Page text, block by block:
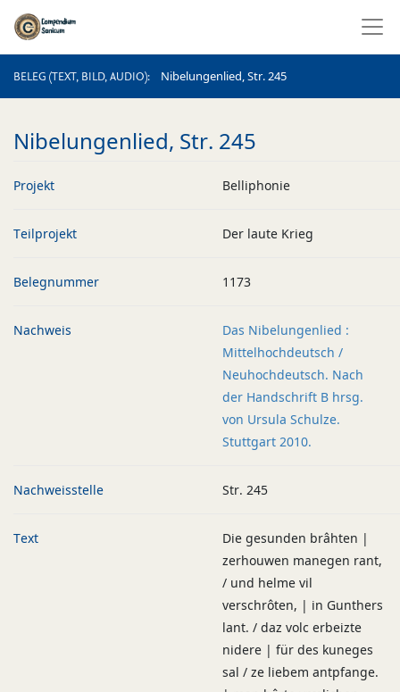
BELEG (TEXT, BILD, AUDIO) Nibelungenlied, Str. 245
BELEG (TEXT, BILD, AUDIO)
Nibelungenlied, Str. 245
Projekt Belliphonie
Teilprojekt Der laute Krieg
Belegnummer 1173
Nachweis
Das Nibelungenlied :
Mittelhochdeutsch /
Neuhochdeutsch. Nach
der Handschrift B hrsg.
von Ursula Schulze.
Stuttgart 2010.
Nachweisstelle Str. 245
Text
Die gesunden brâhten |
zerhouwen manegen rant,
/ und helme vil
verschrôten, | in Gunthers
lant. / daz volc erbeizte
nidere | für des kuneges
sal / ze liebem antpfange.